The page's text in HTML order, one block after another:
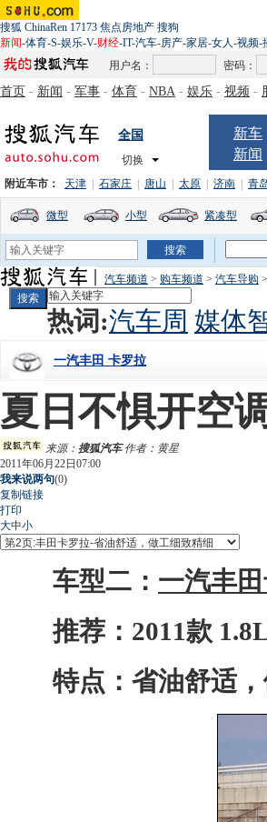
搜狐 ChinaRen 17173 焦点房地产 搜狗
新闻-体育-S-娱乐-V-财经-IT-汽车-房产-家居-女人-视频-
用户名：
密码：
首页 - 新闻 - 军事 - 体育 - NBA - 娱乐 - 视频 -
全国
切换
新车
新闻
附近车市： 天津 石家庄 唐山 太原 济南 青
微型 小型 紧凑型
汽车频道 > 购车频道 > 汽车导购 >
热词:汽车周 媒体
一汽丰田 卡罗拉
夏日不惧开空
来源： 搜狐汽车作者：黄星
2011年06月22日07:00
我来说两句(0)
复制链接
打印
大中小
车型二： 一汽丰
推荐：2011款 1.8L
特点：省油舒适，